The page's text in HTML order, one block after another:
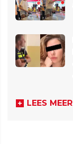
LEES MEER